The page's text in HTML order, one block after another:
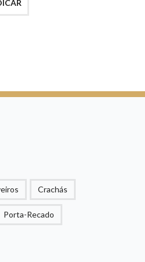
Crachás
Porta-Recado